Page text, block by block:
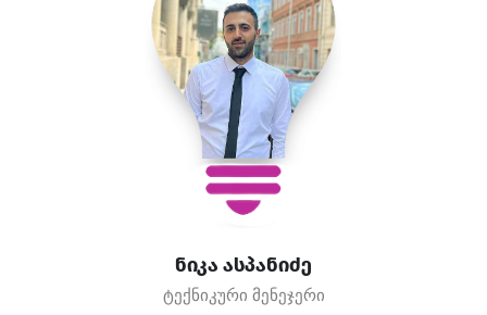
ნიკა ასპანიძე
ტექნიკური მენეჯერი